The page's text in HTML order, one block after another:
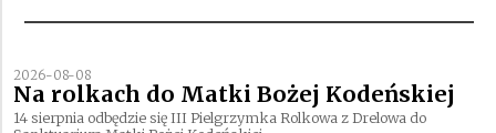
2026-08-08
Na rolkach do Matki Bożej Kodeńskiej
14 sierpnia odbędzie się III Pielgrzymka Rolkowa z Drelowa do